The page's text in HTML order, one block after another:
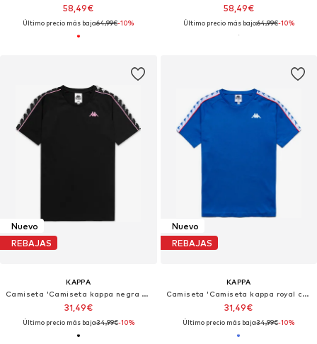
58,49€
Último precio más bajo:64,99€-10%
58,49€
Último precio más bajo:64,99€-10%
Nuevo
REBAJAS
KAPPA
Camiseta 'Camiseta kappa negra coen slim 222 banda tee'
31,49€
Último precio más bajo:34,99€-10%
Nuevo
REBAJAS
KAPPA
Camiseta 'Camiseta kappa royal coen slim 222 banda tee'
31,49€
Último precio más bajo:34,99€-10%